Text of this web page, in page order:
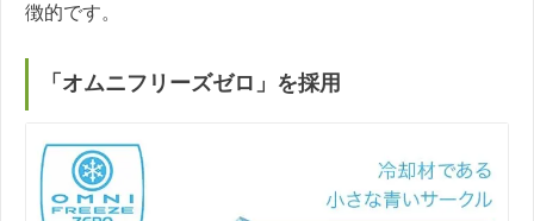
徴的です。
「オムニフリーズゼロ」を採用